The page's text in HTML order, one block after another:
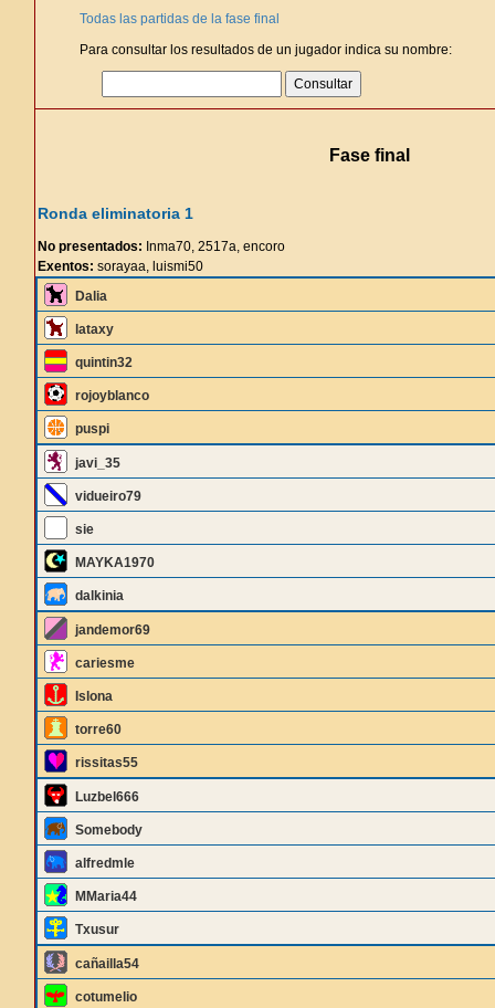
Todas las partidas de la fase final
Para consultar los resultados de un jugador indica su nombre:
Fase final
Ronda eliminatoria 1
No presentados: Inma70, 2517a, encoro
Exentos: sorayaa, luismi50
Dalia
lataxy
quintin32
rojoyblanco
puspi
javi_35
vidueiro79
sie
MAYKA1970
dalkinia
jandemor69
cariesme
Islona
torre60
rissitas55
Luzbel666
Somebody
alfredmle
MMaria44
Txusur
cañailla54
cotumelio